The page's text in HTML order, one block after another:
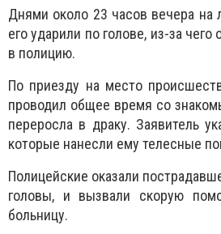
Днями около 23 часов вечера на
его ударили по голове, из-за
в полицию.
По приезду на место
проводил общее время со
переросла в драку. Заявитель
которые нанесли ему телесные
Полицейские оказали
головы, и вызвали скорую
больницу.